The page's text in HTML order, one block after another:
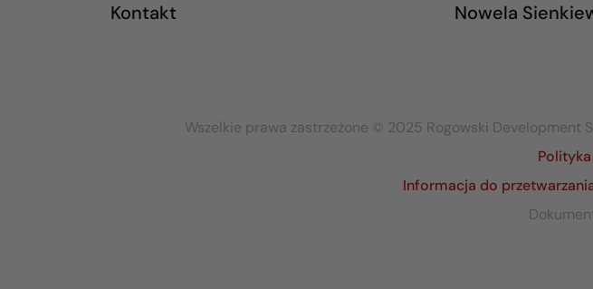
Kontakt
Nowela
Wszelkie prawa zastrzeżone © 2025 Rogowski Development
Informacja do